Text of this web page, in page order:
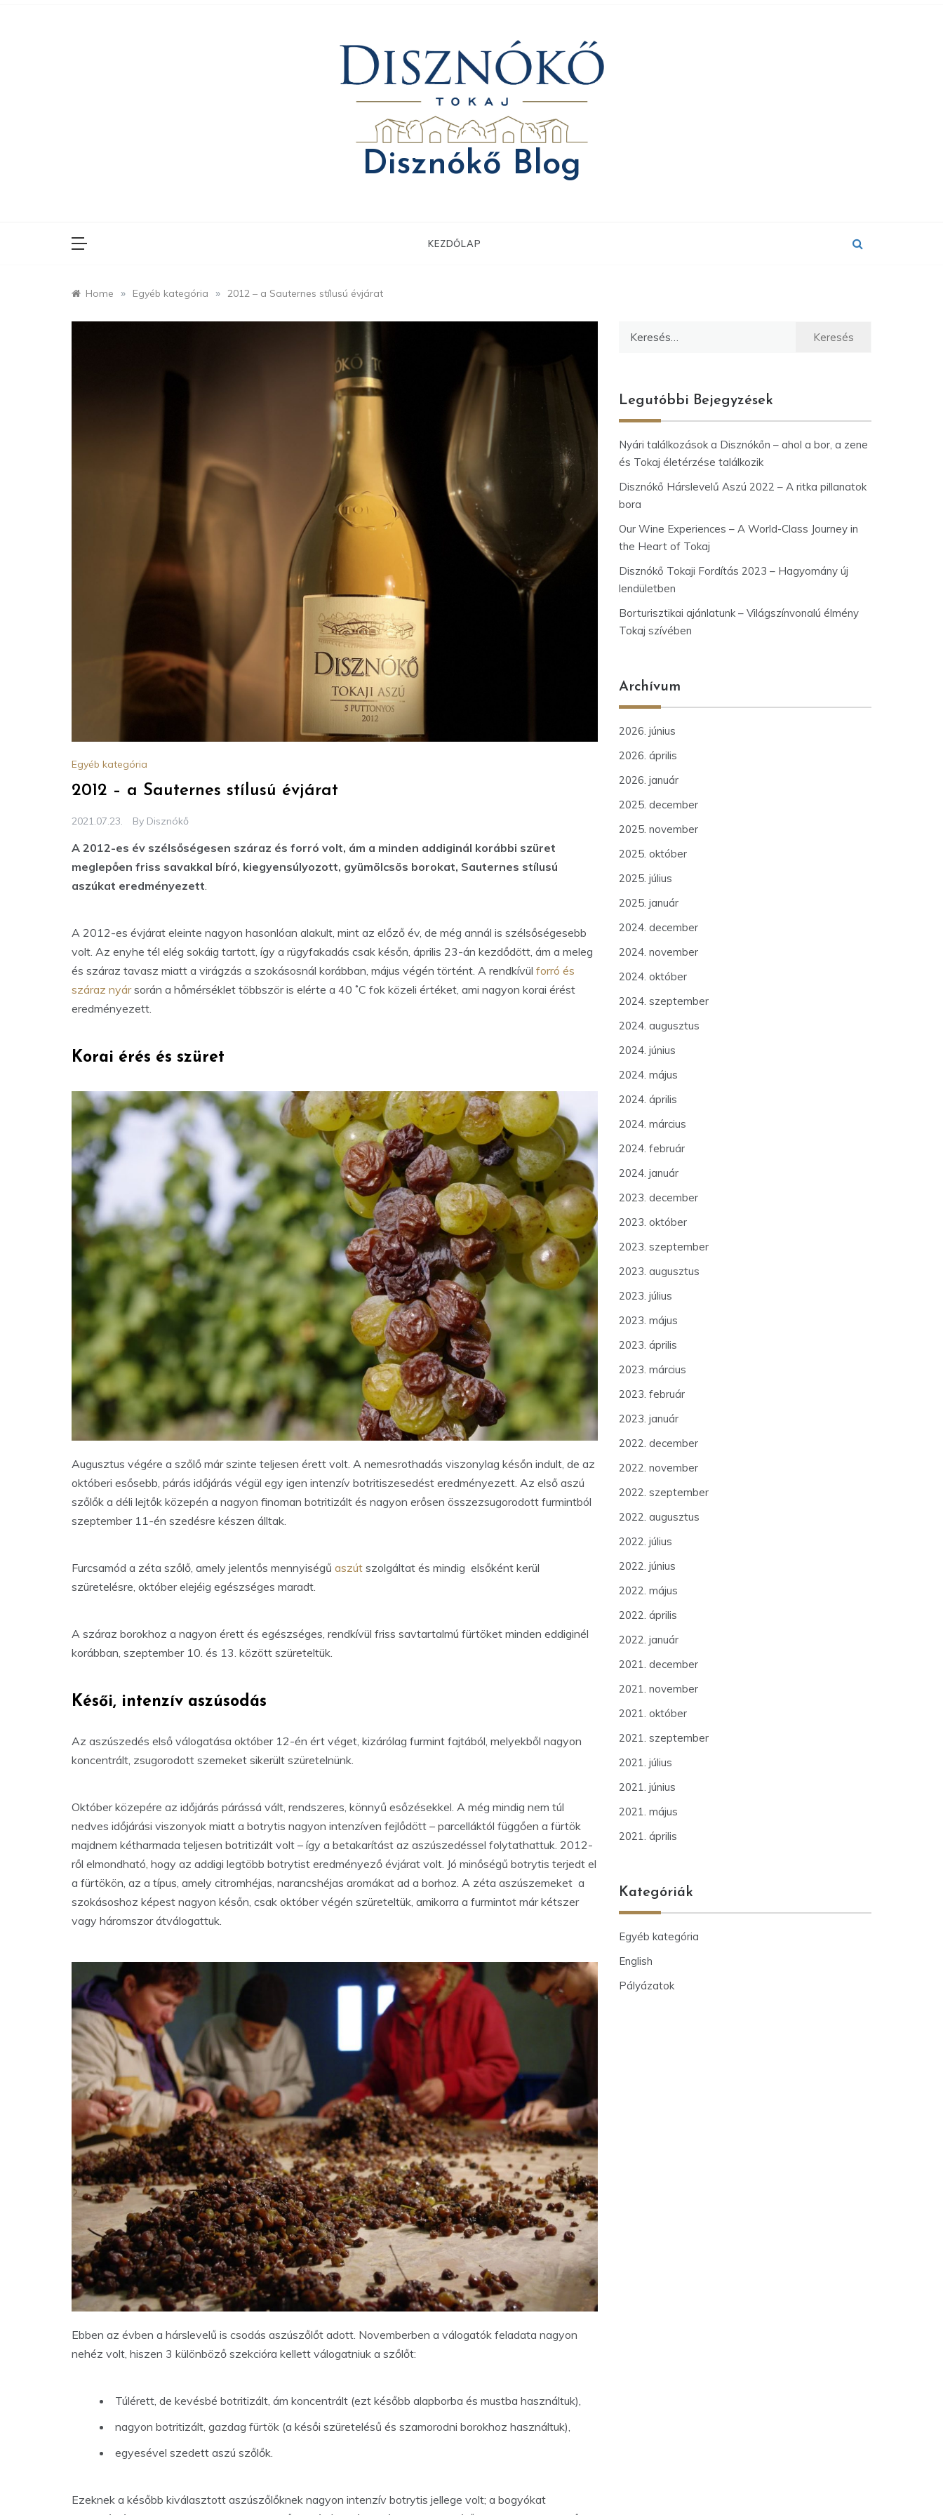
Disznókő Blog
KEZDŐLAP
Home » Egyéb kategória » 2012 – a Sauternes stílusú évjárat
Egyéb kategória
2012 – a Sauternes stílusú évjárat
2021.07.23. By Disznókő
A 2012-es év szélsőségesen száraz és forró volt, ám a minden addiginál korábbi szüret
meglepően friss savakkal bíró, kiegyensúlyozott, gyümölcsös borokat, Sauternes stílusú
aszúkat eredményezett
A 2012-es évjárat eleinte nagyon hasonlóan alakult, mint az előző év, de még annál is szélsőségesebb
volt. Az enyhe tél elég sokáig tartott, így a rügyfakadás csak későn, április 23-án kezdődött, ám a meleg
és száraz tavasz miatt a virágzás a szokásosnál korábban, május végén történt. A rendkívül forró és
száraz nyársorán a hőmérséklet többször is elérte a 40 ˚C fok közeli értéket, ami nagyon korai érést
eredményezett.
Korai érés és szüret
Augusztus végére a szőlő már szinte teljesen érett volt. A nemesrothadás viszonylag későn indult, de az
októberi esősebb, párás időjárás végül egy igen intenzív botritiszesedést eredményezett. Az első aszú
szőlők a déli lejtők közepén a nagyon finoman botritizált és nagyon erősen összezsugorodott furmintból
szeptember 11-én szedésre készen álltak.
Furcsamód a zéta szőlő, amely jelentős mennyiségű aszút szolgáltat és mindig elsőként kerül
szüretelésre, október elejéig egészséges maradt.
A száraz borokhoz a nagyon érett és egészséges, rendkívül friss savtartalmú fürtöket minden eddiginél
korábban, szeptember 10. és 13. között szüreteltük.
Késői, intenzív aszúsodás
Az aszúszedés első válogatása október 12-én ért véget, kizárólag furmint fajtából, melyekből nagyon
koncentrált, zsugorodott szemeket sikerült szüretelnünk.
Október közepére az időjárás párássá vált, rendszeres, könnyű esőzésekkel. A még mindig nem túl
nedves időjárási viszonyok miatt a botrytis nagyon intenzíven fejlődött – parcelláktól függően a fürtök
majdnem kétharmada teljesen botritizált volt – így a betakarítást az aszúszedéssel folytathattuk. 2012-
ről elmondható, hogy az addigi legtöbb botrytist eredményező évjárat volt. Jó minőségű botrytis terjedt el
a fürtökön, az a típus, amely citromhéjas, narancshéjas aromákat ad a borhoz. A zéta aszúszemeket a
szokásoshoz képest nagyon későn, csak október végén szüreteltük, amikorra a furmintot már kétszer
vagy háromszor átválogattuk.
Ebben az évben a hárslevelű is csodás aszúszőlőt adott. Novemberben a válogatók feladata nagyon
nehéz volt, hiszen 3 különböző szekcióra kellett válogatniuk a szőlőt:
Túlérett, de kevésbé botritizált, ám koncentrált (ezt később alapborba és mustba használtuk),
nagyon botritizált, gazdag fürtök (a késői szüretelésű és szamorodni borokhoz használtuk),
egyesével szedett aszú szőlők.
Ezeknek a később kiválasztott aszúszőlőknek nagyon intenzív botrytis jellege volt; a bogyókat
Legutóbbi Bejegyzések
Nyári találkozások a Disznókőn – ahol a bor, a zene
és Tokaj életérzése találkozik
Disznókő Hárslevelű Aszú 2022 – A ritka pillanatok
bora
Our Wine Experiences – A World-Class Journey in
the Heart of Tokaj
Disznókő Tokaji Fordítás 2023 – Hagyomány új
lendületben
Borturisztikai ajánlatunk – Világszínvonalú élmény
Tokaj szívében
Archívum
2026. június
2026. április
2026. január
2025. december
2025. november
2025. október
2025. július
2025. január
2024. december
2024. november
2024. október
2024. szeptember
2024. augusztus
2024. június
2024. május
2024. április
2024. március
2024. február
2024. január
2023. december
2023. október
2023. szeptember
2023. augusztus
2023. július
2023. május
2023. április
2023. március
2023. február
2023. január
2022. december
2022. november
2022. szeptember
2022. augusztus
2022. július
2022. június
2022. május
2022. április
2022. január
2021. december
2021. november
2021. október
2021. szeptember
2021. július
2021. június
2021. május
2021. április
Kategóriák
Egyéb kategória
English
Pályázatok